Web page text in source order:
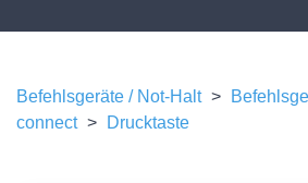
Befehlsgeräte / Not-Halt >
connect > Drucktaste